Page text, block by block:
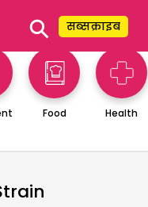
⚲ सब्सक्राइब
Food Health